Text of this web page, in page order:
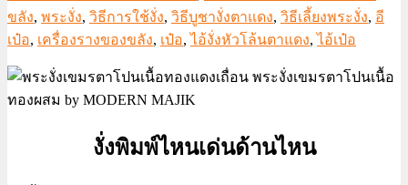
ขลัง, พระงั่ง, วิธีการใช้งั่ง, วิธีบูชางั่งตาแดง, วิธีเลี้ยงพระงั่ง, อี
เป๋อ, เครื่องรางของขลัง, เป๋อ,ไอ้งั่งหัวโล้นตาแดง,ไอ้เป๋อ
งั่งพิมพ์ไหนเด่นด้านไหน